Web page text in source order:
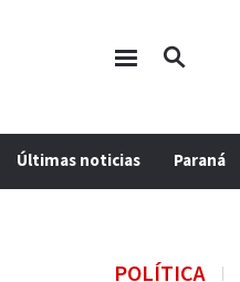
Últimas noticias Paraná
POLÍTICA